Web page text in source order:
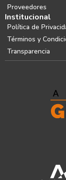
Proveedores
Institucional
Política de
Términos y
Transparencia